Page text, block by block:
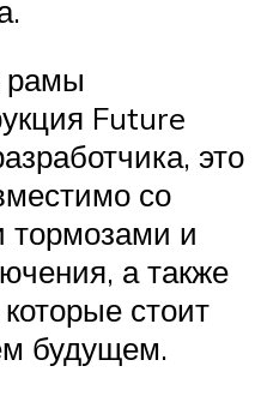
рамы
Future
это
со
тормозами и
а также
стоит
будущем.